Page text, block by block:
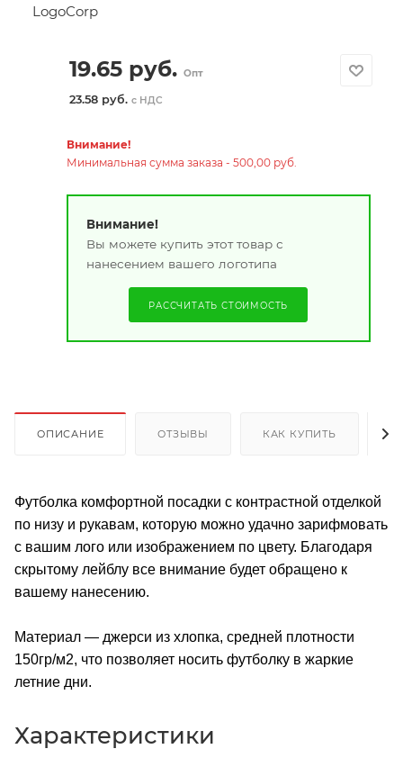
LogoCorp
19.65руб. Опт
23.58 руб. с НДС
Внимание!
Минимальная сумма заказа - 500,00 руб.
Внимание!
Вы можете купить этот товар с
нанесением вашего логотипа
РАССЧИТАТЬ СТОИМОСТЬ
ОПИСАНИЕ ОТЗЫВЫ КАК КУПИТЬ
Футболка комфортной посадки с контрастной отделкой
по низу и рукавам, которую можно удачно зарифмовать
с вашим лого или изображением по цвету. Благодаря
скрытому лейблу все внимание будет обращено к
вашему нанесению.
Материал — джерси из хлопка, средней плотности
150гр/м2, что позволяет носить футболку в жаркие
летние дни.
Характеристики